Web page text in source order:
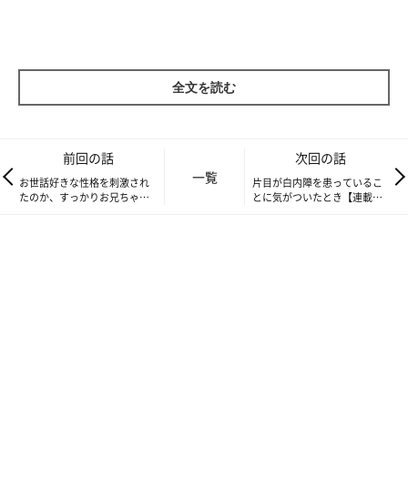
全文を読む
前回の話
お世話好きな性格を刺激され
たのか、すっかりお兄ちゃん
一覧
次回の話
片目が白内障を患っているこ
とに気がついたとき【連載】